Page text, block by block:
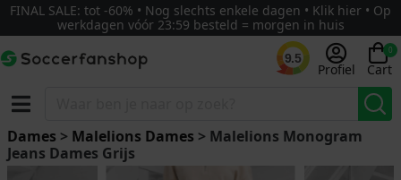
FINAL SALE: tot -60% • Nog slechts enkele dagen • Klik hier • Op
werkdagen vóór 23:59 besteld = morgen in huis
9.5
Profiel
0
Cart
Dames > Malelions Dames > Malelions Monogram
Jeans Dames Grijs